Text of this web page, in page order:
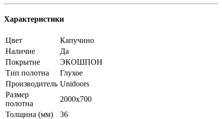
Характеристики
Цвет
Капучино
Наличие
Да
Покрытие
ЭКОШПОН
Тип полотна
Глухое
Производитель Unidoors
Размер
полотна
2000x700
Толщина (мм)
36